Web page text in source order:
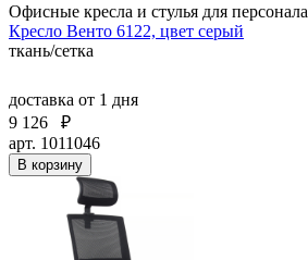
Офисные кресла и стулья для персонала
Кресло Венто 6122, цвет серый
ткань/сетка
доставка от 1 дня
9 126
₽
арт. 1011046
В корзину